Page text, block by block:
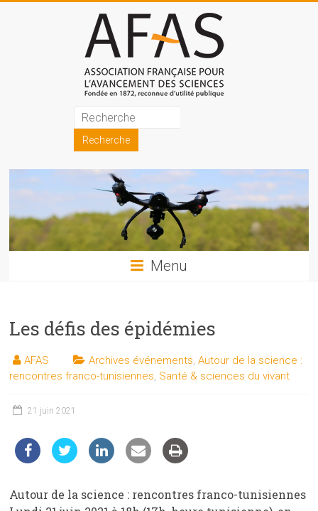
Association
française
pour
l'avancement
des
sciences
les
et
les
auprès
public
Menu
Les défis des épidémies
AFAS Archives événements ,Autour de la science :
rencontres franco-tunisiennes Santé & sciences du vivant
21 juin 2021
Autour de la science : rencontres franco-tunisiennes